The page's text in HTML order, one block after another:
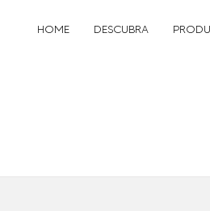
HOME DESCUBRA